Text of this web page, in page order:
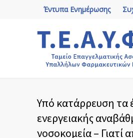
Έντυπα Ενημέρωσης
Υπό κατάρρευση τα
ενεργειακής
νοσοκομεία – Γιατί